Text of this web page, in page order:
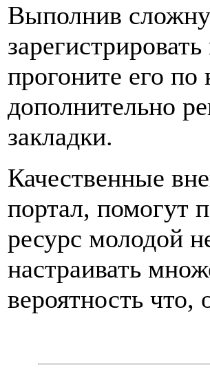
Выполнив
прогоните его по
дополнительно
закладки.
Качественные
портал, помогут
ресурс молодой
настраивать
вероятность